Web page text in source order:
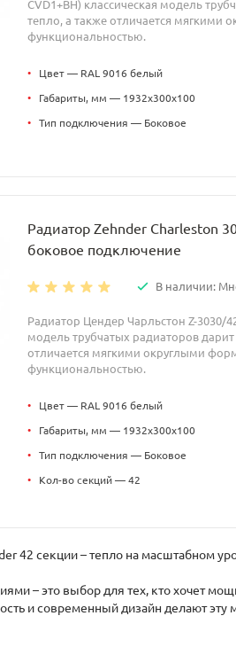
CVD1+BH) классическая модель
тепло, а также отличается
функциональностью.
• Цвет — RAL 9016 белый
• Габариты, мм — 1932x300x100
• Тип подключения — Боковое
Радиатор Zehnder Charleston
боковое подключение
В наличии:
Радиатор Цендер Чарльстон Z-3030/
модель трубчатых радиаторов
отличается мягкими округлыми
функциональностью.
• Цвет — RAL 9016 белый
• Габариты, мм — 1932x300x100
• Тип подключения — Боковое
• Кол-во секций — 42
42 секции – тепло на масштабном
– это выбор для тех, кто хочет
и современный дизайн делают